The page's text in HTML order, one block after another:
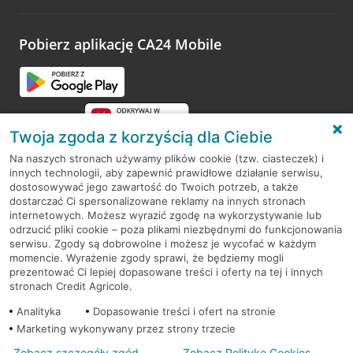
opinie.
Pobierz aplikację CA24 Mobile
RODO
Regulamin serwisu
Mapa serwisu
PolitykaCookies
Twoja zgoda z korzyścią dla Ciebie
Na naszych stronach używamy plików cookie (tzw. ciasteczek) i
innych technologii, aby zapewnić prawidłowe działanie serwisu,
dostosowywać jego zawartość do Twoich potrzeb, a także
dostarczać Ci spersonalizowane reklamy na innych stronach
internetowych. Możesz wyrazić zgodę na wykorzystywanie lub
odrzucić pliki cookie – poza plikami niezbędnymi do funkcjonowania
serwisu. Zgody są dobrowolne i możesz je wycofać w każdym
momencie. Wyrażenie zgody sprawi, że będziemy mogli
prezentować Ci lepiej dopasowane treści i oferty na tej i innych
stronach Credit Agricole.
Analityka
Dopasowanie treści i ofert na stronie
Marketing wykonywany przez strony trzecie